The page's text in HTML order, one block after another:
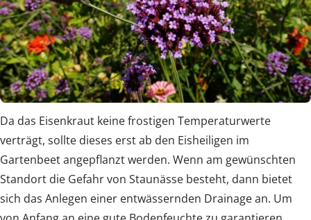
Da das Eisenkraut keine frostigen Temperaturwerte
verträgt, sollte dieses erst ab den Eisheiligen im
Gartenbeet angepflanzt werden. Wenn am gewünschten
Standort die Gefahr von Staunässe besteht, dann bietet
sich das Anlegen einer entwässernden Drainage an. Um